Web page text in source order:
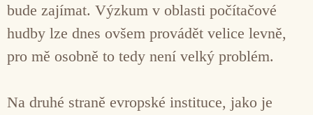
bude zajímat. Výzkum v oblasti počítačové
hudby lze dnes ovšem provádět velice levně,
pro mě osobně to tedy není velký problém.
Na druhé straně evropské instituce, jako je